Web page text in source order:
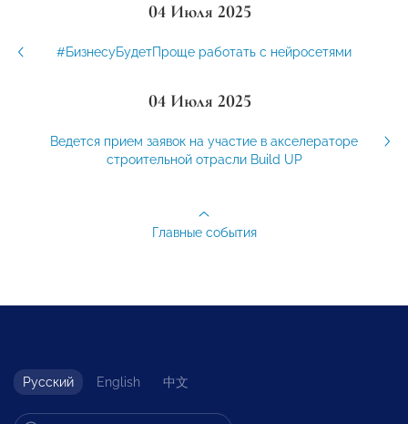
04 Июля 2025
#БизнесуБудетПроще работать с нейросетями
04 Июля 2025
Ведется прием заявок на участие в акселераторе
строительной отрасли Build UP
Главные события
Русский English 中文